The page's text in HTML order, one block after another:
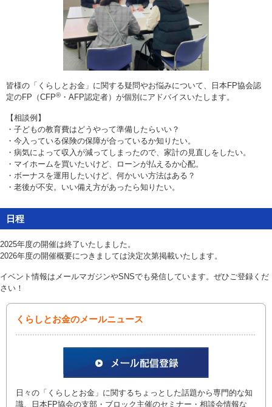
皆様の「くらしとお金」に関する疑問やお悩みについて、日本FP協会認
定のFP（CFP® ・AFP認定者）が個別にアドバイスいたします。
【相談例】
・ 子どもの教育費はどうやって準備したらいい？
・ 今入っている保険の保障が合っているか知りたい。
・ 病気によって収入が減ってしまったので、家計の見直しをしたい。
・ マイホームを買いたいけど、ローンが払えるか心配。
・ ボーナスを運用したいけど、何かいい方法はある？
・ 老後が不安。いい備え方があったら知りたい。
日程
2025年度の開催は終了いたしました。
2026年度の開催概要につきましては決定次第掲載いたします。
イベント情報はメールマガジンやSNSでも発信しています。ぜひご登録くだ
さい！
くらしとお金のメールニュース
日々の「くらしとお金」に関するちょっとした話題から専門的な知
識、日本FP協会の支部・ブロック主催のセミナー・相談会情報な